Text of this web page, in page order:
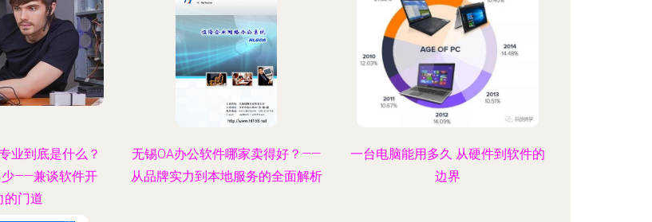
业到底是什么？
——兼谈软件开
的门道
无锡OA办公软件哪家卖得好？——
从品牌实力到本地服务的全面解析
一台电脑能用多久 从硬件到软件的
边界